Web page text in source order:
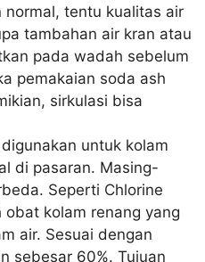
normal, tentu kualitas air
tambahan air kran atau
pada wadah sebelum
pemakaian soda ash
sirkulasi bisa
untuk kolam
di pasaran. Masing-
Seperti Chlorine
kolam renang yang
air. Sesuai dengan
sebesar 60%. Tujuan